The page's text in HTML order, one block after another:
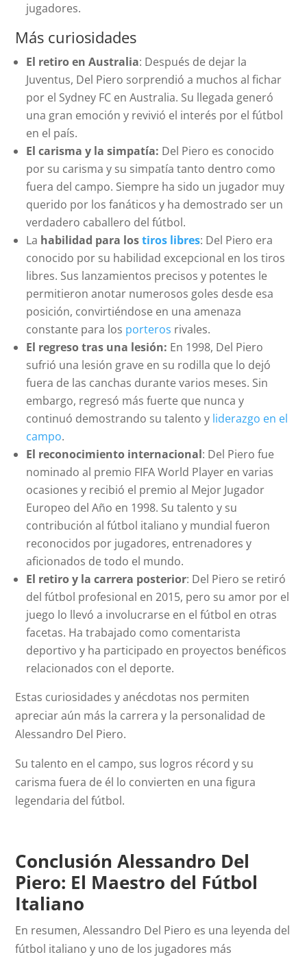
jugadores.
Más curiosidades
El retiro en Australia: Después de dejar la
Juventus, Del Piero sorprendió a muchos al fichar
por el Sydney FC en Australia. Su llegada generó
una gran emoción y revivió el interés por el fútbol
en el país.
El carisma y la simpatía: Del Piero es conocido
por su carisma y su simpatía tanto dentro como
fuera del campo. Siempre ha sido un jugador muy
querido por los fanáticos y ha demostrado ser un
verdadero caballero del fútbol.
La habilidad para lostiros libres: Del Piero era
conocido por su habilidad excepcional en los tiros
libres. Sus lanzamientos precisos y potentes le
permitieron anotar numerosos goles desde esa
posición, convirtiéndose en una amenaza
constante para los porteros rivales.
El regreso tras una lesión: En 1998, Del Piero
sufrió una lesión grave en su rodilla que lo dejó
fuera de las canchas durante varios meses. Sin
embargo, regresó más fuerte que nunca y
continuó demostrando su talento y liderazgo en el
campo.
El reconocimiento internacional: Del Piero fue
nominado al premio FIFA World Player en varias
ocasiones y recibió el premio al Mejor Jugador
Europeo del Año en 1998. Su talento y su
contribución al fútbol italiano y mundial fueron
reconocidos por jugadores, entrenadores y
aficionados de todo el mundo.
El retiro y la carrera posterior: Del Piero se retiró
del fútbol profesional en 2015, pero su amor por el
juego lo llevó a involucrarse en el fútbol en otras
facetas. Ha trabajado como comentarista
deportivo y ha participado en proyectos benéficos
relacionados con el deporte.
Estas curiosidades y anécdotas nos permiten
apreciar aún más la carrera y la personalidad de
Alessandro Del Piero.
Su talento en el campo, sus logros récord y su
carisma fuera de él lo convierten en una figura
legendaria del fútbol.
Conclusión Alessandro Del
Piero: El Maestro del Fútbol
Italiano
En resumen, Alessandro Del Piero es una leyenda del
fútbol italiano y uno de los jugadores más